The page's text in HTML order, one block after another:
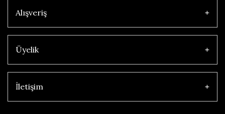
Alışveriş
Üyelik
İletişim